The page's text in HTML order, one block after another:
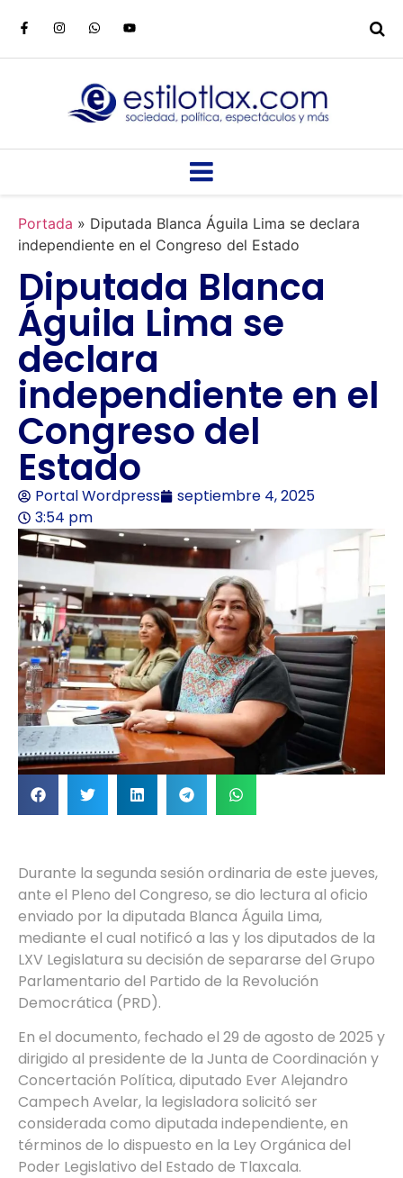
Portada » Diputada Blanca Águila Lima se declara
independiente en el Congreso del Estado
Diputada Blanca
Águila Lima se
declara
independiente en el
Congreso del
Estado
Portal Wordpress
septiembre 4, 2025
3:54 pm
Durante la segunda sesión ordinaria de este jueves,
ante el Pleno del Congreso, se dio lectura al oficio
enviado por la diputada Blanca Águila Lima,
mediante el cual notificó a las y los diputados de la
LXV Legislatura su decisión de separarse del Grupo
Parlamentario del Partido de la Revolución
Democrática (PRD).
En el documento, fechado el 29 de agosto de 2025 y
dirigido al presidente de la Junta de Coordinación y
Concertación Política, diputado Ever Alejandro
Campech Avelar, la legisladora solicitó ser
considerada como diputada independiente, en
términos de lo dispuesto en la Ley Orgánica del
Poder Legislativo del Estado de Tlaxcala.